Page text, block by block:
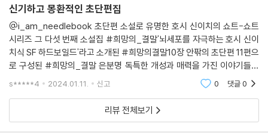
다.
신기하고 몽환적인 초단편집
@i_am_needlebook 초단편 소설로 유명한 호시 신이치의 쇼트-쇼트
시리즈 그 다섯 번째 소설집 #희망의_결말'뇌세포를 자극하는 호시 신이
치식 SF 하드보일드'라고 소개된 #희망의결말10장 안팎의 초단편 11편으
로 구성된 #희망의_결말 은분명 독특한 개성과 매력을 가진 이야기들이
담겨있다.짧은 글인데도 기승전결이 탄탄하게 갖춰져있고짧은 글 안에서
s*****4 2024.01.11. 신고 0 댓글0
리뷰 전체보기